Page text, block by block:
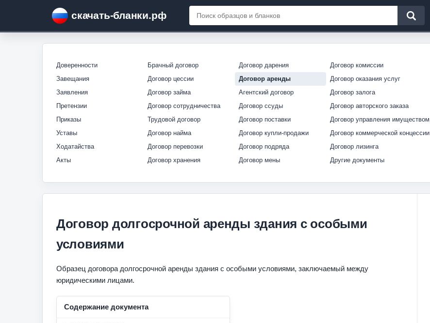
скачать-бланки.рф
Доверенности
Завещания
Заявления
Претензии
Приказы
Уставы
Ходатайства
Акты
Брачный договор
Договор цессии
Договор займа
Договор сотрудничества
Трудовой договор
Договор найма
Договор перевозки
Договор хранения
Договор дарения
Договор аренды
Агентский договор
Договор ссуды
Договор поставки
Договор купли-продажи
Договор подряда
Договор мены
Договор комиссии
Договор оказания услуг
Договор залога
Договор авторского заказа
Договор управления имуществом
Договор коммерческой концессии
Договор лизинга
Другие документы
Договор долгосрочной аренды здания с особыми
условиями
Образец договора долгосрочной аренды здания с особыми условиями, заключаемый между
юридическими лицами.
Содержание документа